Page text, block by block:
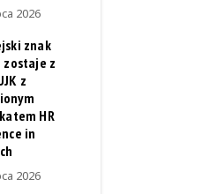
2026
znak
zostaje z
z
HR
in
2026